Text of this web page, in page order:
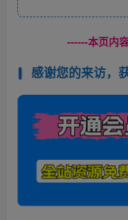
------本页内
感谢您的来访，